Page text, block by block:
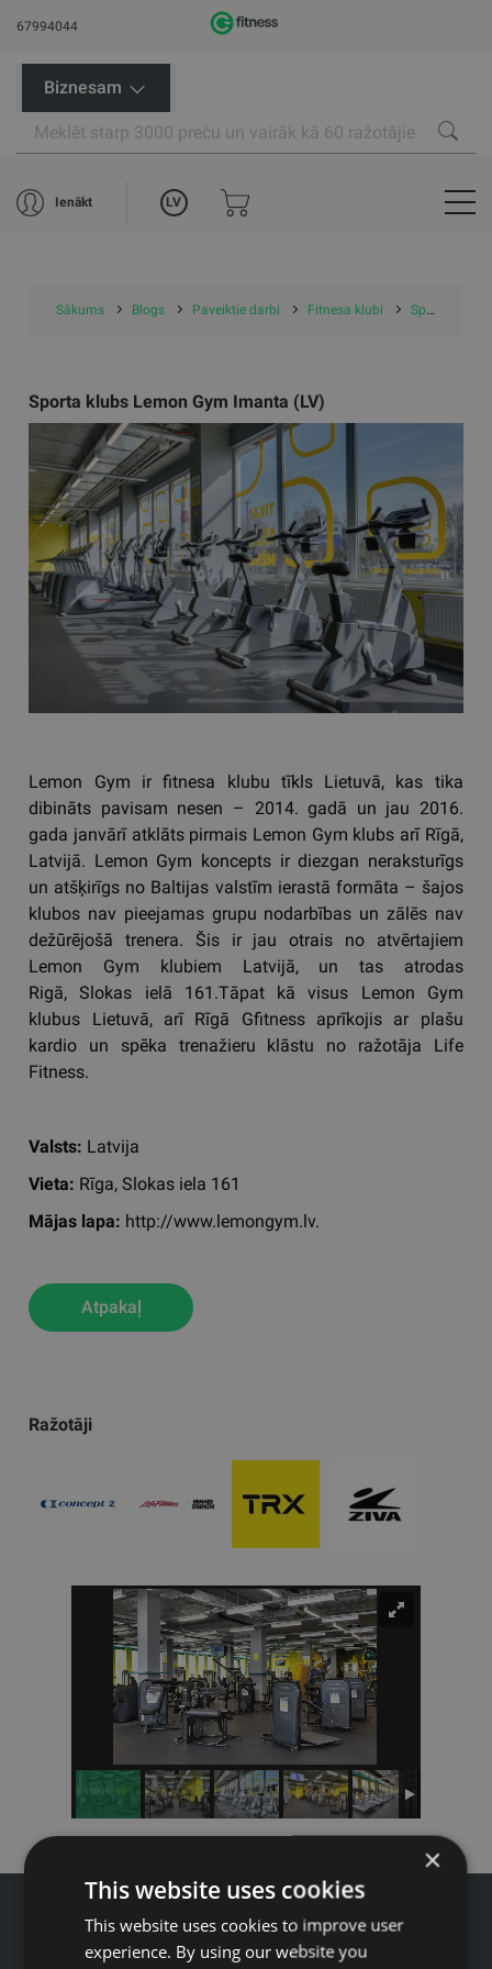
67994044
Biznesam
Ienākt LV
Sākums Blogs Paveiktie darbi Fitnesa klubi Sporta klubs Lemon Gym Imanta (LV)
Ražotāji
Sporta klubs Lemon Gym Imanta (LV)
Lemon Gym ir fitnesa klubu tīkls Lietuvā, kas tika
dibināts pavisam nesen – 2014. gadā un jau 2016.
gada janvārī atklāts pirmais Lemon Gym klubs arī Rīgā,
Latvijā. Lemon Gym koncepts ir diezgan neraksturīgs
un atšķirīgs no Baltijas valstīm ierastā formāta – šajos
klubos nav pieejamas grupu nodarbības un zālēs nav
dežūrējošā trenera. Šis ir jau otrais no atvērtajiem
Lemon Gym klubiem Latvijā, un tas atrodas
Rigā, Slokas ielā 161.Tāpat kā visus Lemon Gym
klubus Lietuvā, arī Rīgā Gfitness aprīkojis ar plašu
kardio un spēka trenažieru klāstu no ražotāja Life
Fitness.
Valsts: Latvija
Vieta: Rīga, Slokas iela 161
Mājas lapa: http://www.lemongym.lv.
Atpakaļ
×
This website uses cookies
This website uses cookies to improve user
experience. By using our website you